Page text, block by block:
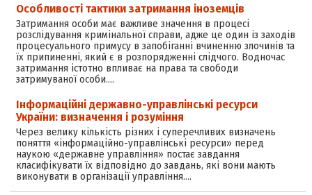
Особливості тактики затримання іноземців
Затримання особи має важливе значення в процесі
розслідування кримінальної справи, адже це один із заходів
процесуального примусу в запобіганні вчиненню злочинів та
їх припиненні, який є в розпорядженні слідчого. Водночас
затримання істотно впливає на права та свободи
затримуваної особи.…
Інформаційні державно-управлінські ресурси
України: визначення і розуміння
Через велику кількість різних і суперечливих визначень
поняття «інформаційно-управлінські ресурси» перед
наукою «державне управління» постає завдання
класифікувати їх відповідно до завдань, які вони мають
виконувати в організації управління.…